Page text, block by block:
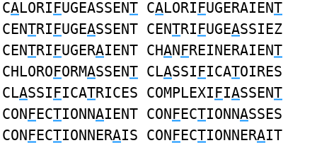
CALORIFUGEASSENT CALORIFUGERAIENT
CENTRIFUGEASSENT CENTRIFUGEASSIEZ
CENTRIFUGERAIENT CHANFREINERAIENT
CHLOROFORMASSENT CLASSIFICATOIRES
CLASSIFICATRICES COMPLEXIFIASSENT
CONFECTIONNAIENT CONFECTIONNASSES
CONFECTIONNERAIS CONFECTIONNERAIT